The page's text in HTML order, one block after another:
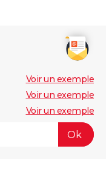
Voir un exemple
Voir un exemple
Voir un exemple